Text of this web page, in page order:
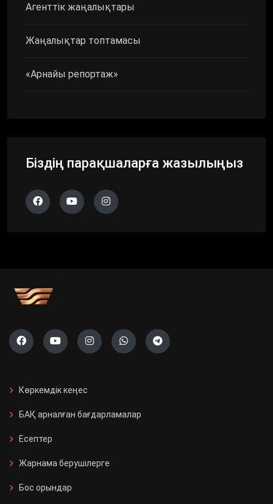
Агенттік жаңалықтары
Жаңалықтар топтамасы
«Арнайы репортаж»
Біздің парақшаларға жазылыңыз
Көркемдік кеңес
БАҚ арналған бағдарламалар
Есептер
Жарнама берушілерге
Бос орындар